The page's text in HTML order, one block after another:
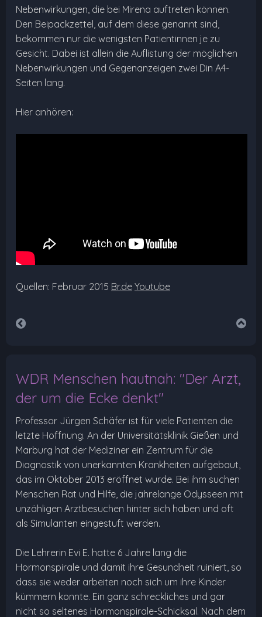
Nebenwirkungen, die bei Mirena auftreten können.
Den Beipackzettel, auf dem diese genannt sind,
bekommen nur die wenigsten Patientinnen je zu
Gesicht. Dabei ist allein die Auflistung der möglichen
Nebenwirkungen und Gegenanzeigen zwei Din A4-
Seiten lang.
Hier anhören:
Quellen: Februar 2015 Br.de Youtube
WDR Menschen hautnah: "Der Arzt,
der um die Ecke denkt"
Professor Jürgen Schäfer ist für viele Patienten die
letzte Hoffnung. An der Universitätsklinik Gießen und
Marburg hat der Mediziner ein Zentrum für die
Diagnostik von unerkannten Krankheiten aufgebaut,
das im Oktober 2013 eröffnet wurde. Bei ihm suchen
Menschen Rat und Hilfe, die jahrelange Odysseen mit
unzähligen Arztbesuchen hinter sich haben und oft
als Simulanten eingestuft werden.
Die Lehrerin Evi E. hatte 6 Jahre lang die
Hormonspirale und damit ihre Gesundheit ruiniert, so
dass sie weder arbeiten noch sich um ihre Kinder
kümmern konnte. Ein ganz schreckliches und gar
nicht so seltenes Hormonspirale-Schicksal. Nach dem